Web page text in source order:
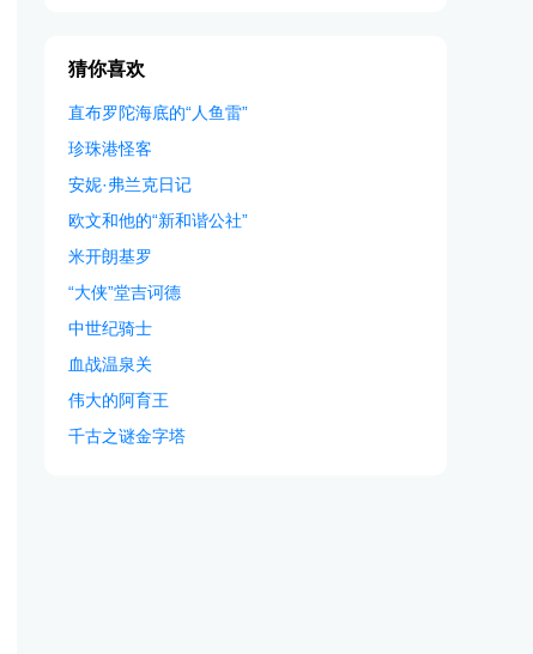
猜你喜欢
直布罗陀海底的“人鱼雷”
珍珠港怪客
安妮·弗兰克日记
欧文和他的“新和谐公社”
米开朗基罗
“大侠”堂吉诃德
中世纪骑士
血战温泉关
伟大的阿育王
千古之谜金字塔